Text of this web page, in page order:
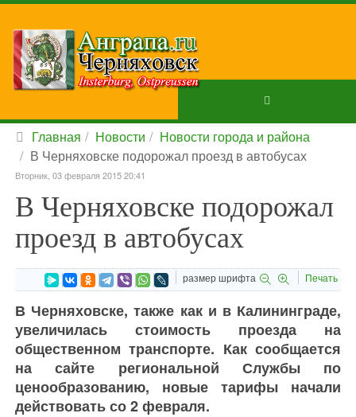
Главная Новости
Новости города и района
В Черняховске подорожал проезд в автобусах
Вторник, 03 февраля 2015 20:41
В Черняховске подорожал
проезд в автобусах
размер шрифта Печать
В Черняховске, также как и в Калининграде,
увеличилась стоимость проезда на
общественном транспорте. Как сообщается
на сайте региональной Службы по
ценообразованию, новые тарифы начали
действовать со 2 февраля.